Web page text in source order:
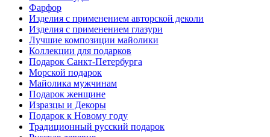
Фарфор
Изделия с применением авторской деколи
Изделия с применением глазури
Лучшие композиции майолики
Коллекции для подарков
Подарок Санкт-Петербурга
Морской подарок
Майолика мужчинам
Подарок женщине
Изразцы и Декоры
Подарок к Новому году
Традиционный русский подарок